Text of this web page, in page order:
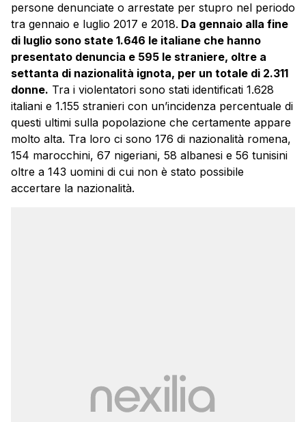
persone denunciate o arrestate per stupro nel periodo
tra gennaio e luglio 2017 e 2018. Da gennaio alla fine
di luglio sono state 1.646 le italiane che hanno
presentato denuncia e 595 le straniere, oltre a
settanta di nazionalità ignota, per un totale di 2.311
donne. Tra i violentatori sono stati identificati 1.628
italiani e 1.155 stranieri con un’incidenza percentuale di
questi ultimi sulla popolazione che certamente appare
molto alta. Tra loro ci sono 176 di nazionalità romena,
154 marocchini, 67 nigeriani, 58 albanesi e 56 tunisini
oltre a 143 uomini di cui non è stato possibile
accertare la nazionalità.